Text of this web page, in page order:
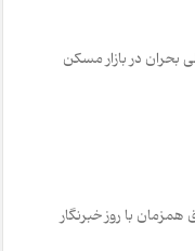
بحران در بازار مسکن
با روز خبرنگار